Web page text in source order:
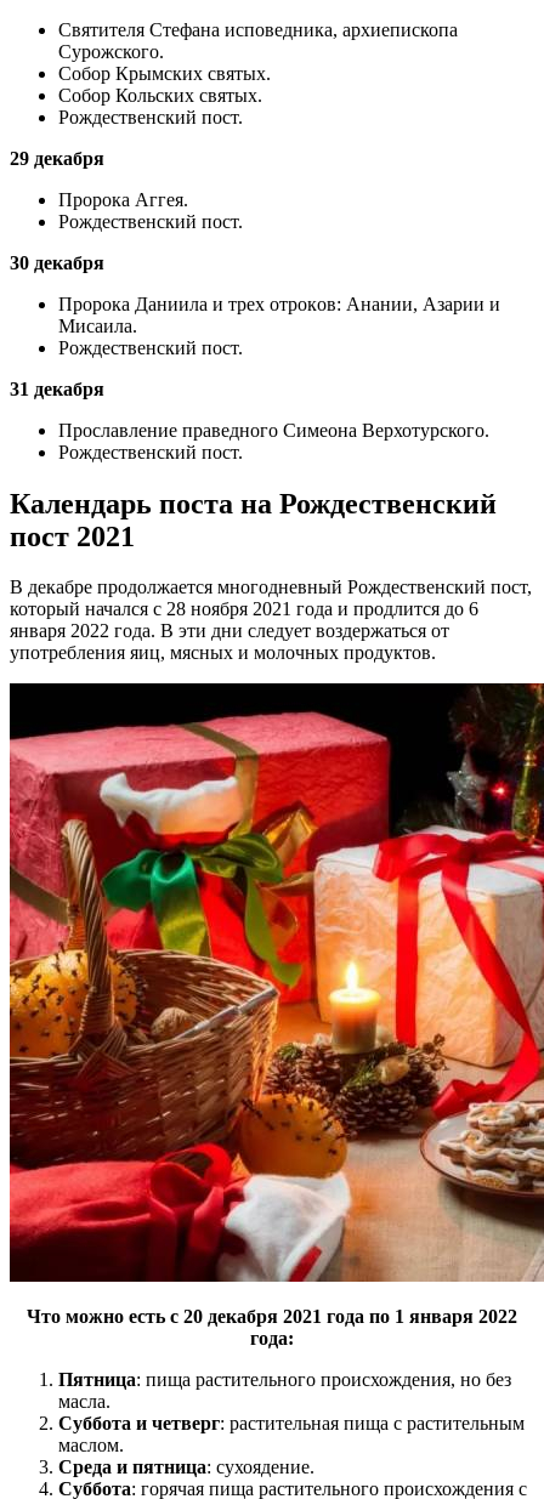
Святителя Стефана иcповедника, архиепископа
Сурожского.
Собор Крымских святых.
Собор Кольских святых.
Рождественский пост.
29 декабря
Проpока Аггея.
Рождественский пост.
30 декабря
Пророка Даниила и трех отрокoв: Анании, Азарии и
Мисаила.
Рождественский пост.
31 декабря
Прославление прaведного Симеона Верхотурского.
Рождественский пост.
Календарь поста на Рождественский
пост 2021
В декабре продолжается многодневный Рождественский пост,
который начался с 28 ноября 2021 года и продлится до 6
января 2022 года. В эти дни следует воздержаться от
употребления яиц, мясных и молочных продуктов.
Что можно есть с 20 декабря 2021 года по 1 января 2022
года:
Пятница: пища растительного происхождения, но без
масла.
Суббота и четверг: растительная пища с растительным
маслом.
Среда и пятница: сухоядение.
Суббота: горячая пища растительного происхождения с